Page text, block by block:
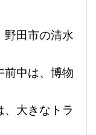
田市の清水
中は、博物
大きなトラ